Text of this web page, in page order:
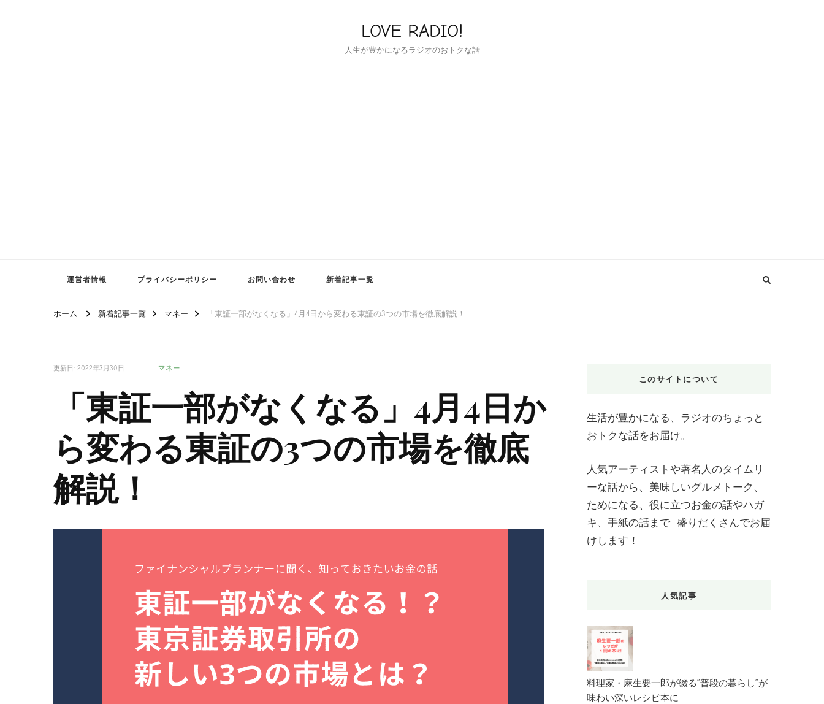
LOVE RADIO!
人生が豊かになるラジオのおトクな話
運営者情報 プライバシーポリシー お問い合わせ 新着記事一覧
ホーム 新着記事一覧 マネー 「東証一部がなくなる」4月4日から変わる東証の3つの市場を徹底解説！
更新日: 2022年3月30日 マネー
「東証一部がなくなる」4月4日か
ら変わる東証の3つの市場を徹底
解説！
このサイトについて
生活が豊かになる、ラジオのちょっと
おトクな話をお届け。
人気アーティストや著名人のタイムリ
ーな話から、美味しいグルメトーク、
ためになる、役に立つお金の話やハガ
キ、手紙の話まで…盛りだくさんでお届
けします！
人気記事
料理家・麻生要一郎が綴る”普段の暮らし”が
味わい深いレシピ本に